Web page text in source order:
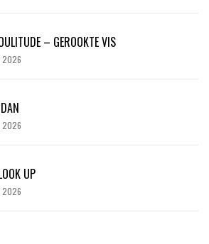
– GEROOKTE VIS
2026
2026
UP
2026